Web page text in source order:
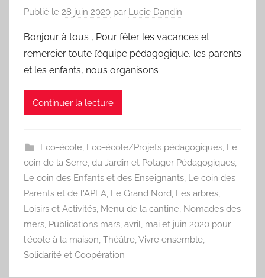
Publié le 28 juin 2020 par Lucie Dandin
Bonjour à tous , Pour fêter les vacances et
remercier toute l’équipe pédagogique, les parents
et les enfants, nous organisons
Continuer la lecture
Eco-école, Eco-école/Projets pédagogiques, Le
coin de la Serre, du Jardin et Potager Pédagogiques,
Le coin des Enfants et des Enseignants, Le coin des
Parents et de l'APEA, Le Grand Nord, Les arbres,
Loisirs et Activités, Menu de la cantine, Nomades des
mers, Publications mars, avril, mai et juin 2020 pour
l'école à la maison, Théâtre,Vivre ensemble,
Solidarité et Coopération